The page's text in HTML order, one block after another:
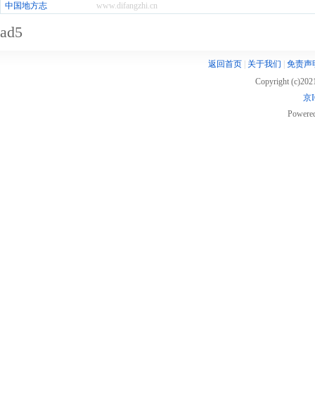
www.difangzhi.cn
中国地方志
ad5
返回首页| 关于我们
免责声
Copyright
京